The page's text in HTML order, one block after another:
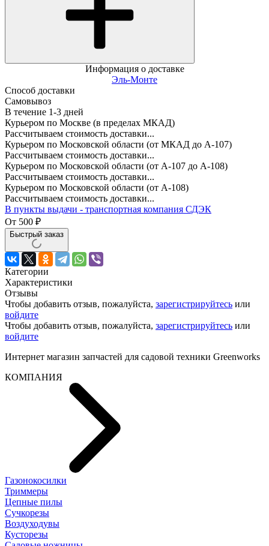
Информация о доставке
Эль-Монте
Способ доставки
Самовывоз
В течение 1-3 дней
Курьером по Москве (в пределах МКАД)
Рассчитываем стоимость доставки...
Курьером по Московской области (от МКАД до А-107)
Рассчитываем стоимость доставки...
Курьером по Московской области (от А-107 до А-108)
Рассчитываем стоимость доставки...
Курьером по Московской области (от А-108)
Рассчитываем стоимость доставки...
В пункты выдачи - транспортная компания СДЭК
От 500 ₽
Быстрый заказ
Категории
Характеристики
Отзывы
Чтобы добавить отзыв, пожалуйста, зарегистрируйтесь или
войдите
Чтобы добавить отзыв, пожалуйста, зарегистрируйтесь или
войдите
Интернет магазин запчастей для садовой техники Greenworks
КОМПАНИЯ
Газонокосилки
Триммеры
Цепные пилы
Cучкорезы
Воздуходувы
Кусторезы